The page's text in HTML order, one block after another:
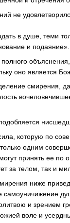
не
в душе, теми
и подаяние».
оно является
которую по
одним
принять ее
за телом, так и
ниже
самоуничижение
и зрением
воле и